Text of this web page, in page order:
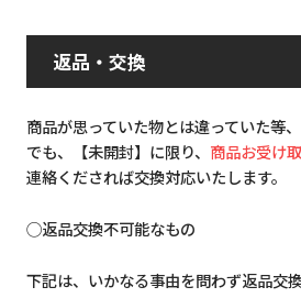
返品・交換
商品が思っていた物とは違っていた等
でも、【未開封】に限り、 商品お受け
連絡くだされば交換対応いたします。
◯返品交換不可能なもの
下記は、いかなる事由を問わず返品交